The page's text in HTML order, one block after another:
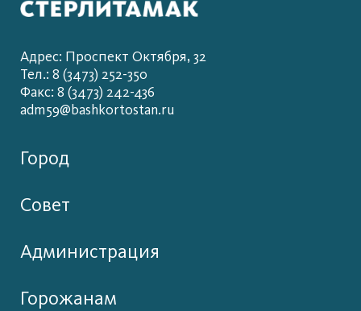
Адрес: Проспект Октября, 32
Тел.: 8 (3473) 252-350
Факс: 8 (3473) 242-436
adm59@bashkortostan.ru
Город
Совет
Администрация
Горожанам